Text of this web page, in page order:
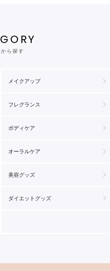
ら探す
メイクアップ
フレグランス
ボディケア
オーラルケア
美容グッズ
ダイエットグッズ